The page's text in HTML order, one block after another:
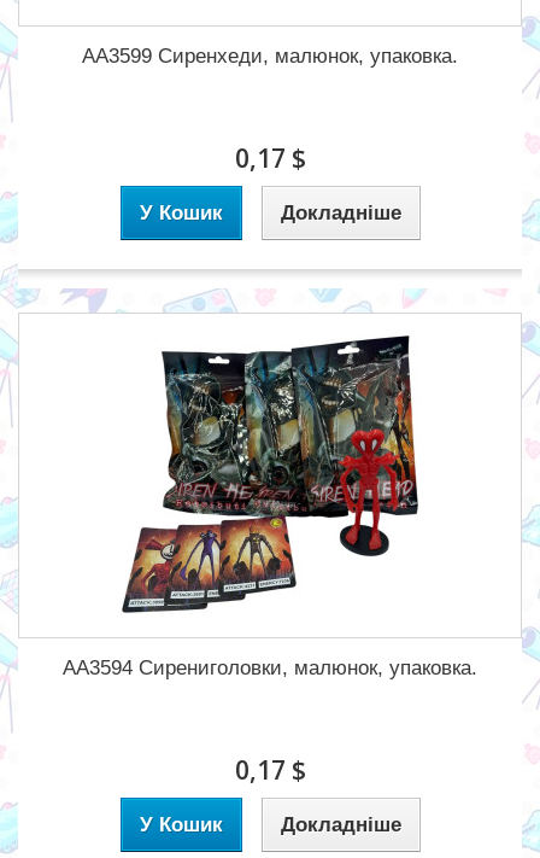
АА3599 Сиренхеди, малюнок, упаковка.
0,17 $
У Кошик Докладніше
АА3594 Сирениголовки, малюнок, упаковка.
0,17 $
У Кошик Докладніше